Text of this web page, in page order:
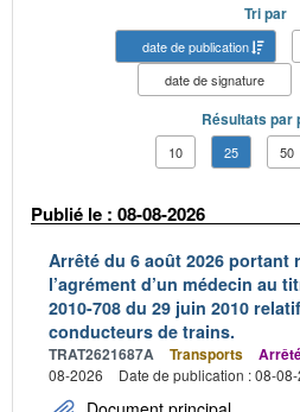
Tri par
date de publication
date de signature
Résultats par
10 25 50
Publié le : 08-08-2026
Arrêté du 6 août 2026 portant
l’agrément d’un médecin au
2010-708 du 29 juin 2010
conducteurs de trains.
TRAT2621687A Transports
08-2026
Date de publication : 08-